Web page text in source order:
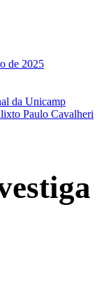
de 2025
da Unicamp
Paulo Cavalheri